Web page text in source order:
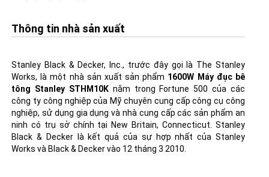
Thông tin nhà sản xuất
Stanley Black & Decker, Inc., trước đây gọi là The Stanley
Works, là một nhà sản xuất sản phẩm 1600W Máy đục bê
tông Stanley STHM10Knằm trong Fortune 500 của các
công ty công nghiệp của Mỹ chuyên cung cấp công cụ công
nghiệp, sử dụng gia dụng và nhà cung cấp các sản phẩm an
ninh có trụ sở chính tại New Britain, Connecticut. Stanley
Black & Decker là kết quả của sự hợp nhất của Stanley
Works và Black & Decker vào 12 tháng 3 2010.